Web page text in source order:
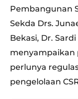
Pembangunan
Sekda Drs.
Bekasi, Dr.
perlunya
pengelolaan